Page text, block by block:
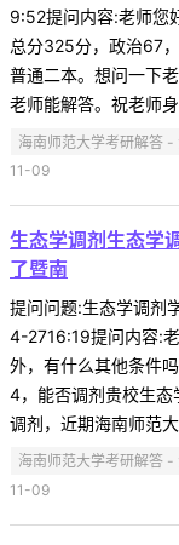
9:52提问内容:老师您
总分325分，政治67
普通二本。想问一下
老师能解答。祝老师
海南师范大学考研解答
11-09
生态学调剂生态学
了暨南
提问问题:生态学调剂
4-2716:19提问内容:
外，有什么其他条件
4，能否调剂贵校生态
调剂，近期海南师范
海南师范大学考研解答
11-09